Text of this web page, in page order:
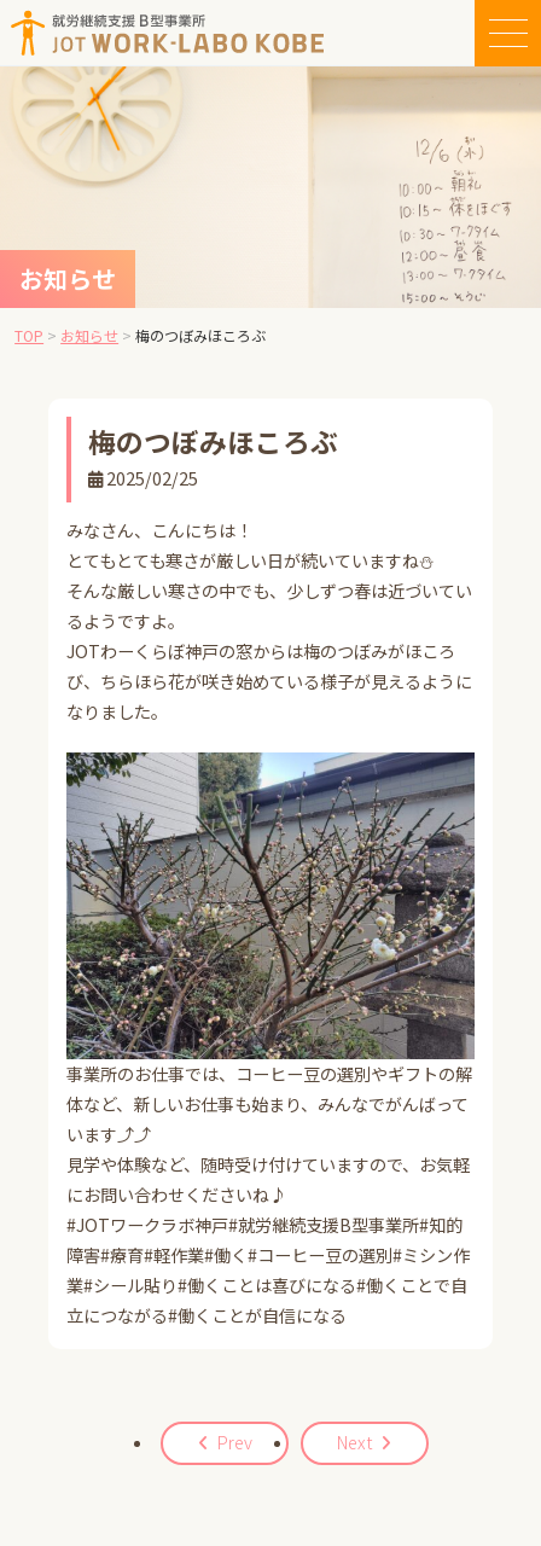
テ
ッ
お知らせ
TOP > お知らせ >梅のつぼみほころぶ
梅のつぼみほころぶ
2025/02/25
みなさん、こんにちは！
とてもとても寒さが厳しい日が続いていますね⛄
そんな厳しい寒さの中でも、少しずつ春は近づいてい
るようですよ。
JOTわーくらぼ神戸の窓からは梅のつぼみがほころ
び、ちらほら花が咲き始めている様子が見えるように
なりました。
事業所のお仕事では、コーヒー豆の選別やギフトの解
体など、新しいお仕事も始まり、みんなでがんばって
います⤴⤴
見学や体験など、随時受け付けていますので、お気軽
にお問い合わせくださいね♪
#JOTワークラボ神戸#就労継続支援B型事業所#知的
障害#療育#軽作業#働く#コーヒー豆の選別#ミシン作
業#シール貼り#働くことは喜びになる#働くことで自
立につながる#働くことが自信になる
Prev Next